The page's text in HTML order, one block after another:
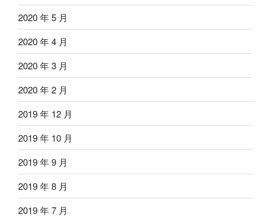
2020 年 5 月
2020 年 4 月
2020 年 3 月
2020 年 2 月
2019 年 12 月
2019 年 10 月
2019 年 9 月
2019 年 8 月
2019 年 7 月